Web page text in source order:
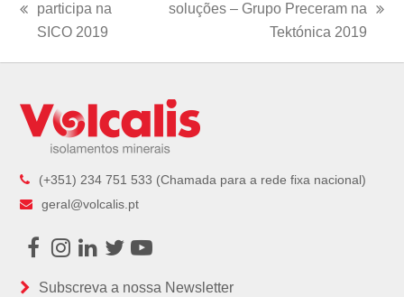
previous
participa na
SICO 2019
soluções – Grupo Preceram na
Tektónica 2019
(+351) 234 751 533 (Chamada para a rede fixa nacional)
geral@volcalis.pt
Facebook
Instagram
LinkedIn
TwitterYoutube
Subscreva a nossa Newsletter